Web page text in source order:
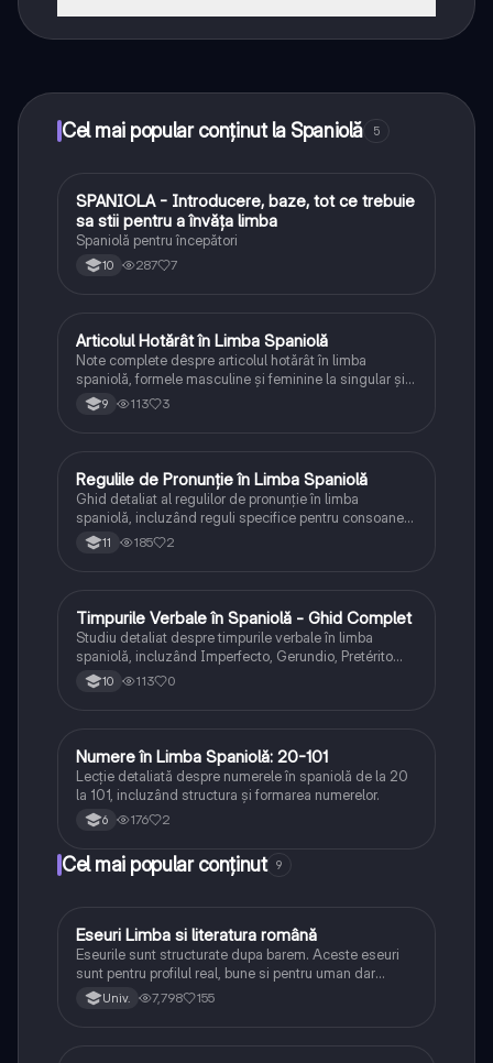
Cel mai popular conținut la Spaniolă 5
Spaniolă
SPANIOLA - Introducere, baze, tot ce trebuie
sa stii pentru a învăța limba
Spaniolă pentru începători
10 287 7
Spaniolă
Articolul Hotărât în Limba Spaniolă
Note complete despre articolul hotărât în limba
spaniolă, formele masculine și feminine la singular și
plural
9 113 3
Spaniolă
Regulile de Pronunție în Limba Spaniolă
Ghid detaliat al regulilor de pronunție în limba
spaniolă, incluzând reguli specifice pentru consoane
și combinații de litere
11 185 2
Spaniolă
Timpurile Verbale în Spaniolă - Ghid Complet
Studiu detaliat despre timpurile verbale în limba
spaniolă, incluzând Imperfecto, Gerundio, Pretérito
Perfecto și Indefinido
10 113 0
Spaniolă
Numere în Limba Spaniolă: 20-101
Lecție detaliată despre numerele în spaniolă de la 20
la 101, incluzând structura și formarea numerelor.
6 176 2
Cel mai popular conținut 9
Limba și literatura română
Eseuri Limba si literatura română
Eseurile sunt structurate dupa barem. Aceste eseuri
sunt pentru profilul real, bune si pentru uman dar
lipsesc relatiile dintre personaje si caracrerizarile.
Univ. 7,798 155